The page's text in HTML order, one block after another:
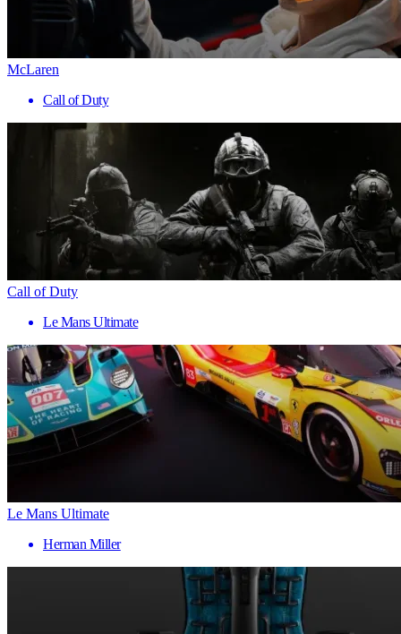
McLaren
Call of Duty
Call of Duty
Le Mans Ultimate
Le Mans Ultimate
Herman Miller